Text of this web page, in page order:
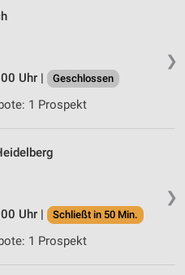
❯
Uhr |
Geschlossen
1 Prospekt
❯
Uhr |
Schließt in 50 Min.
1 Prospekt